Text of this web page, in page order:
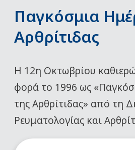
Παγκόσμια
Αρθρίτιδας
Η 12η Οκτωβρίου
φορά το 1996 ως
της Αρθρίτιδας» από τη
Ρευματολογίας και